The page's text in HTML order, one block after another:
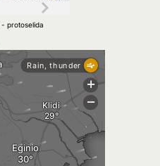
- protoselida